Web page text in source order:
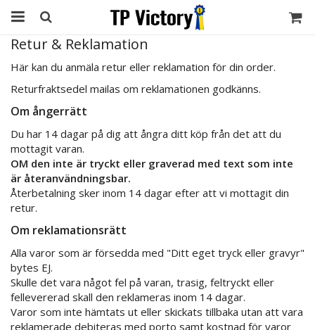
Retur & Reklamation
Här kan du anmäla retur eller reklamation för din order.
Returfraktsedel mailas om reklamationen godkänns.
Om ångerrätt
Du har 14 dagar på dig att ångra ditt köp från det att du
mottagit varan.
OM den inte är tryckt eller graverad med text som inte
är återanvändningsbar.
Återbetalning sker inom 14 dagar efter att vi mottagit din
retur.
Om reklamationsrätt
Alla varor som är försedda med "Ditt eget tryck eller gravyr"
bytes EJ.
Skulle det vara något fel på varan, trasig, feltryckt eller
fellevererad skall den reklameras inom 14 dagar.
Varor som inte hämtats ut eller skickats tillbaka utan att vara
reklamerade debiteras med porto samt kostnad för varor